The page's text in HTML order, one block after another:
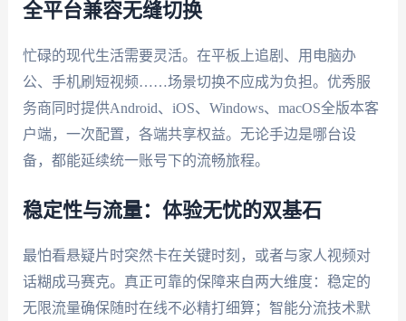
全平台兼容无缝切换
忙碌的现代生活需要灵活。在平板上追剧、用电脑办
公、手机刷短视频……场景切换不应成为负担。优秀服
务商同时提供Android、iOS、Windows、macOS全版本客
户端，一次配置，各端共享权益。无论手边是哪台设
备，都能延续统一账号下的流畅旅程。
稳定性与流量：体验无忧的双基石
最怕看悬疑片时突然卡在关键时刻，或者与家人视频对
话糊成马赛克。真正可靠的保障来自两大维度：稳定的
无限流量确保随时在线不必精打细算；智能分流技术默